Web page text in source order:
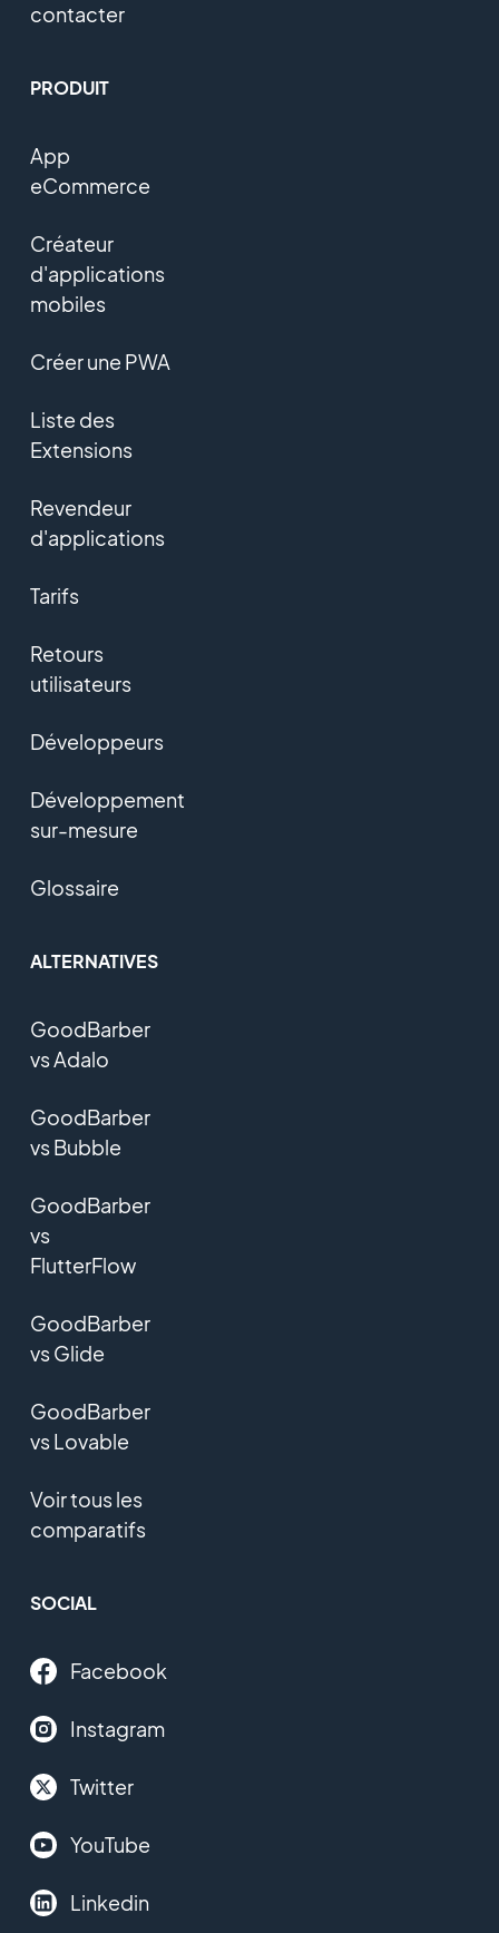
contacter
PRODUIT
App
eCommerce
Créateur
d'applications
mobiles
Créer une PWA
Liste des
Extensions
Revendeur
d'applications
Tarifs
Retours
utilisateurs
Développeurs
Développement
sur-mesure
Glossaire
ALTERNATIVES
GoodBarber
vs Adalo
GoodBarber
vs Bubble
GoodBarber
vs
FlutterFlow
GoodBarber
vs Glide
GoodBarber
vs Lovable
Voir tous les
comparatifs
SOCIAL
Facebook
Instagram
Twitter
YouTube
Linkedin